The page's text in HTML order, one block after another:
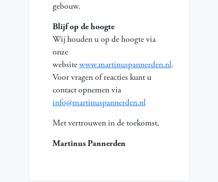
gebouw.
Blijf op de hoogte
Wij houden u op de hoogte via
onze
websitewww.martinuspannerden.nl.
Voor vragen of reacties kunt u
contact opnemen via
info@martinuspannerden.nl
Met vertrouwen in de toekomst,
Martinus Pannerden